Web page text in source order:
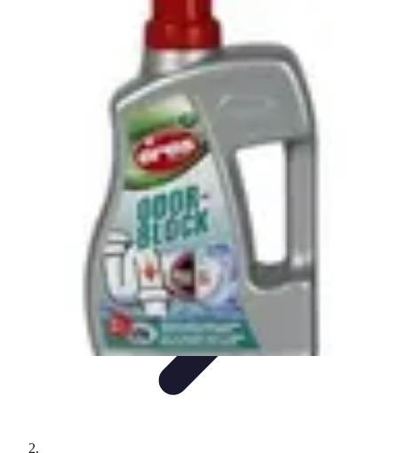
Outils et ÉquipementsDépannage et révisions
Dépannage plomberie
Plomberie Rapide